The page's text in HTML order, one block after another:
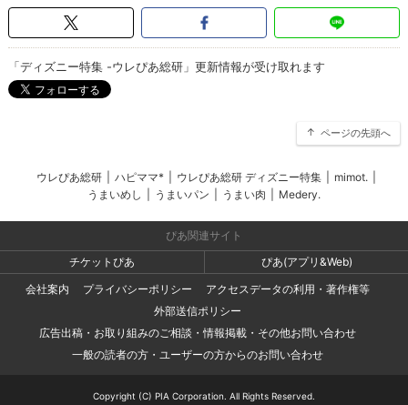
「ディズニー特集 -ウレぴあ総研」更新情報が受け取れます
ページの先頭へ
ウレぴあ総研 ハピママ* ウレぴあ総研 ディズニー特集 mimot.
うまいめし
うまいパン うまい肉 Medery.
ぴあ関連サイト
チケットぴあ
ぴあ(アプリ&Web)
会社案内
プライバシーポリシー
アクセスデータの利用・著作権等
外部送信ポリシー
広告出稿・お取り組みのご相談・情報掲載・その他お問い合わせ
一般の読者の方・ユーザーの方からのお問い合わせ
Copyright (C) PIA Corporation. All Rights Reserved.